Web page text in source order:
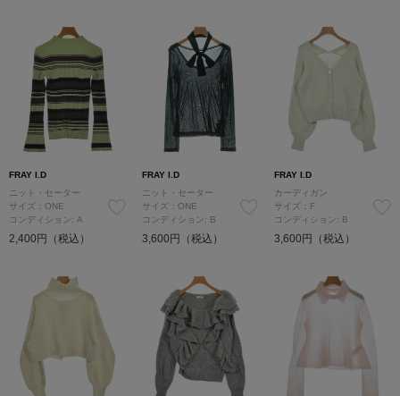
FRAY I.D
ニット・セーター
サイズ：ONE
コンディション: A
2,400円（税込）
FRAY I.D
ニット・セーター
サイズ：ONE
コンディション: B
3,600円（税込）
FRAY I.D
カーディガン
サイズ：F
コンディション: B
3,600円（税込）